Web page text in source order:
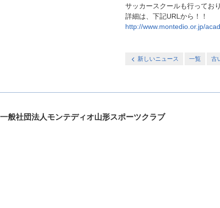
サッカースクールも行ってお
詳細は、下記URLから！！
http://www.montedio.or.jp/
新しいニュース 一覧 古
一般社団法人モンテディオ山形スポーツクラブ